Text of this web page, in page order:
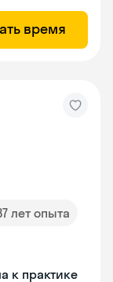
время
лет опыта
к практике